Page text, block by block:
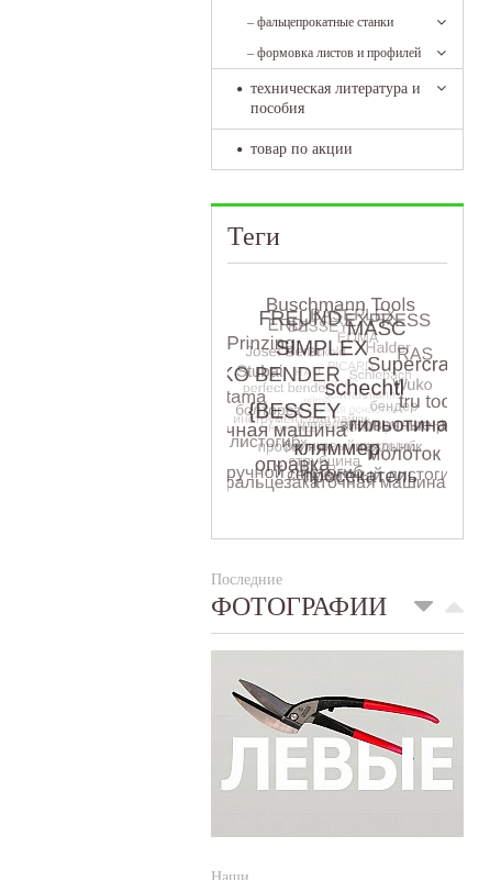
– фальцепрокатные станки
– формовка листов и профилей
техническая литература и
пособия
товар по акции
Теги
Последние
ФОТОГРАФИИ